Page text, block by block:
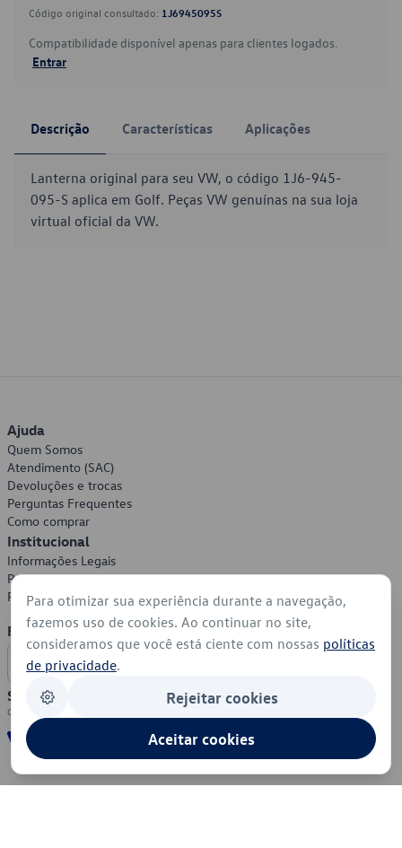
Código original consultado: 1J6945095S
Compatibilidade disponível apenas para clientes logados.
Entrar
Descrição Características Aplicações
Lanterna original para seu VW, o código 1J6-945-
095-S aplica em Golf. Peças VW genuínas na sua loja
virtual oficial da VW.
Ajuda
Quem Somos
Atendimento (SAC)
Devoluções e trocas
Perguntas Frequentes
Como comprar
Institucional
Informações Legais
Política de Privacidade
Política de Cookies
Formas de Pagamento
Segurança
Para otimizar sua experiência durante a navegação,
fazemos uso de cookies. Ao continuar no site,
consideramos que você está ciente com nossas políticas
de privacidade.
Rejeitar cookies
Aceitar cookies